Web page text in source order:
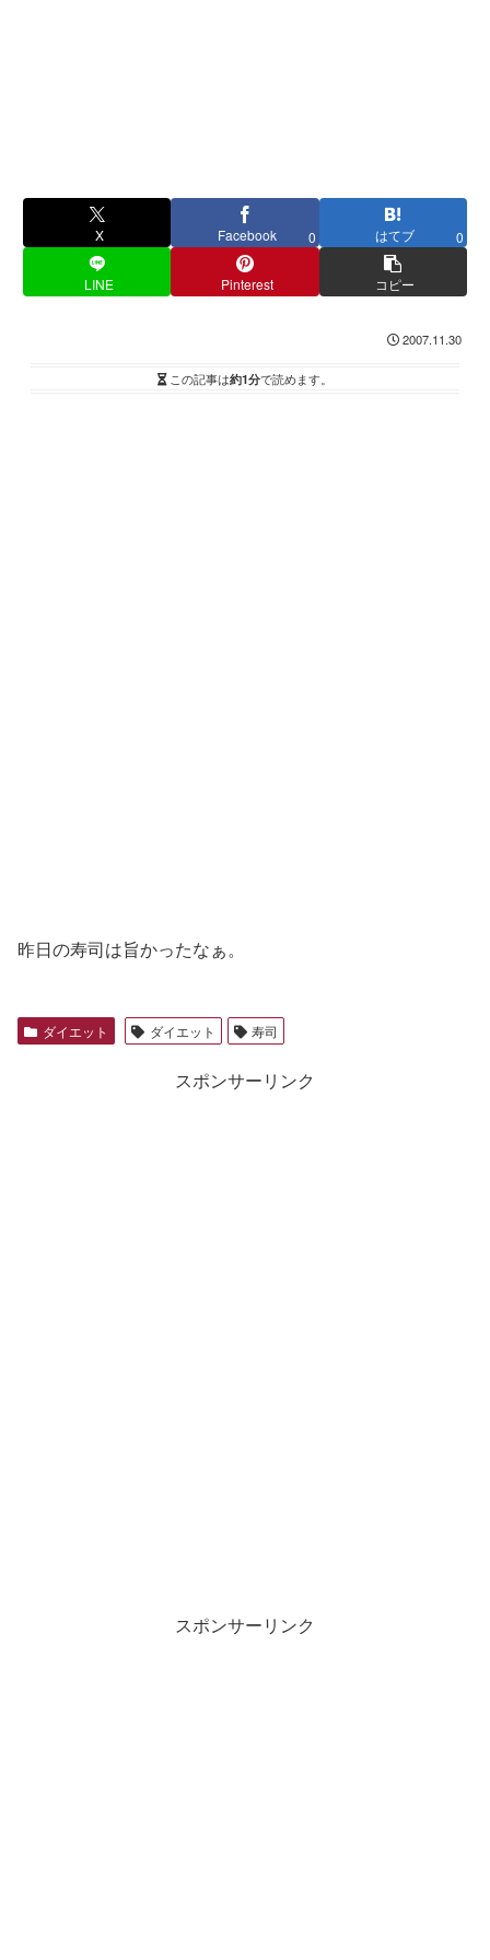
X Facebook 0 はてブ 0
LINE Pinterest コピー
2007.11.30
この記事は約1分で読めます。
昨日の寿司は旨かったなぁ。
ダイエット ダイエット 寿司
スポンサーリンク
スポンサーリンク